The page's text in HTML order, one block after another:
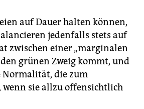
auf Dauer halten können,
jedenfalls stets auf
zwischen einer „marginalen
grünen Zweig kommt, und
Normalität, die zum
sie allzu offensichtlich